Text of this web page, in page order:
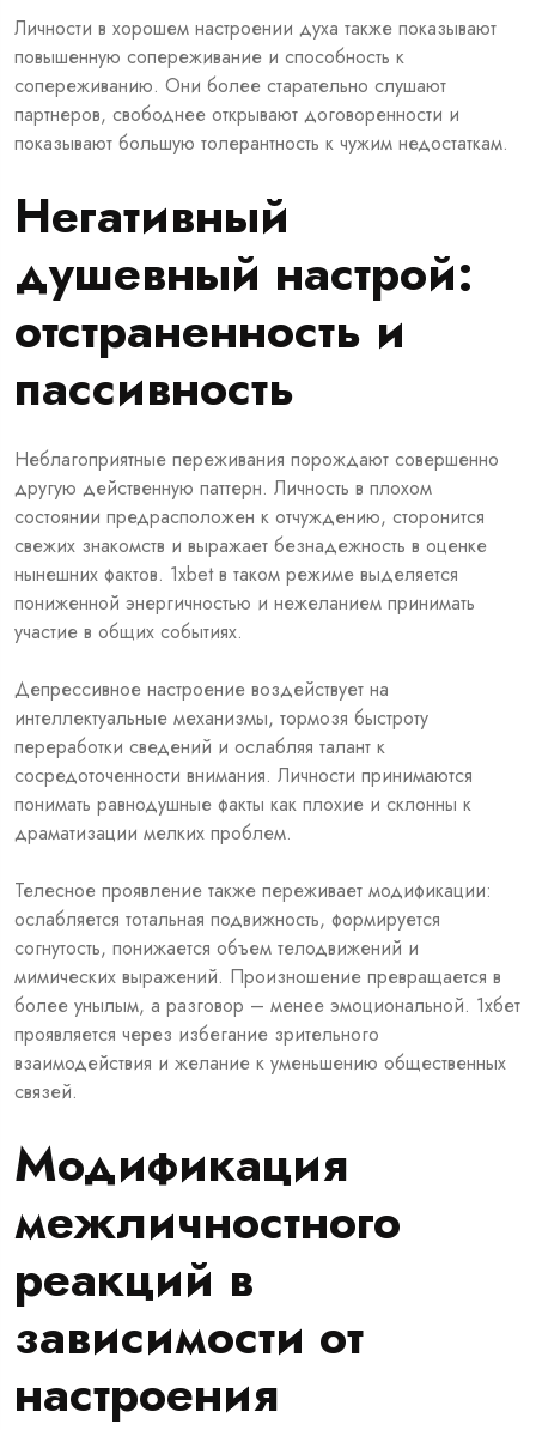
Личности в хорошем настроении духа также показывают
повышенную сопереживание и способность к
сопереживанию. Они более старательно слушают
партнеров, свободнее открывают договоренности и
показывают большую толерантность к чужим недостаткам.
Негативный
душевный настрой:
отстраненность и
пассивность
Неблагоприятные переживания порождают совершенно
другую действенную паттерн. Личность в плохом
состоянии предрасположен к отчуждению, сторонится
свежих знакомств и выражает безнадежность в оценке
нынешних фактов. 1xbet в таком режиме выделяется
пониженной энергичностью и нежеланием принимать
участие в общих событиях.
Депрессивное настроение воздействует на
интеллектуальные механизмы, тормозя быстроту
переработки сведений и ослабляя талант к
сосредоточенности внимания. Личности принимаются
понимать равнодушные факты как плохие и склонны к
драматизации мелких проблем.
Телесное проявление также переживает модификации:
ослабляется тотальная подвижность, формируется
согнутость, понижается объем телодвижений и
мимических выражений. Произношение превращается в
более унылым, а разговор – менее эмоциональной. 1хбет
проявляется через избегание зрительного
взаимодействия и желание к уменьшению общественных
связей.
Модификация
межличностного
реакций в
зависимости от
настроения